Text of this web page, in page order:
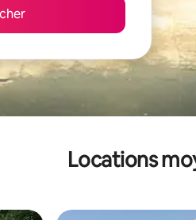
Locations